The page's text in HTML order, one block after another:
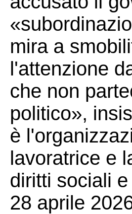
mira a
l'attenzione
che non
politico»,
è
lavoratrice e
diritti sociali
28 aprile